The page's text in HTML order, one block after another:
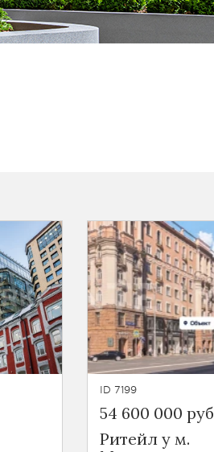
ID 7199
54 600 000 руб
Ритейл у м.